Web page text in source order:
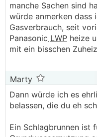
manche Sachen sind
würde anmerken dass
Gasverbrauch, seit
Panasonic LWP heize
mit ein bisschen
Marty
Dann würde ich es
belassen, die du eh
Ein Schlagbrunnen ist